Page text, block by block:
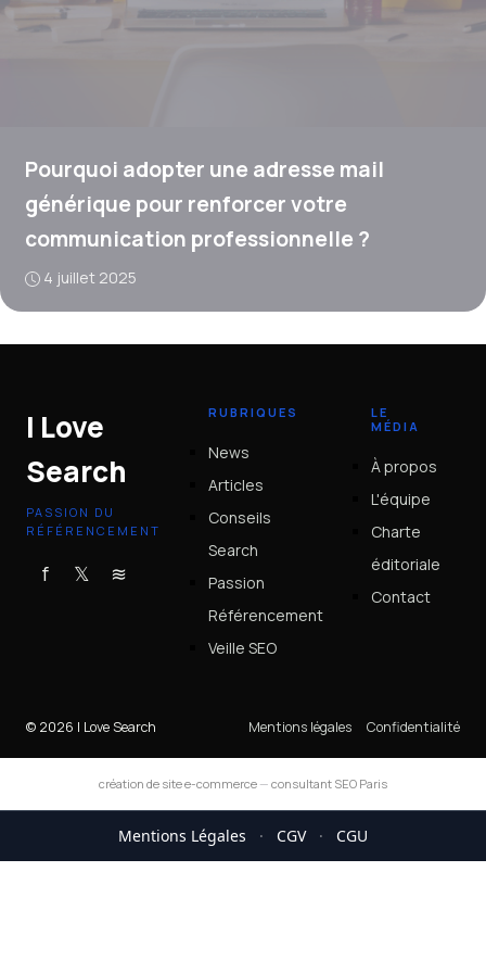
Pourquoi adopter une adresse mail
générique pour renforcer votre
communication professionnelle ?
4 juillet 2025
I Love
Search
PASSION DU
RÉFÉRENCEMENT
f 𝕏 ≋
RUBRIQUES
News
Articles
Conseils
Search
Passion
Référencement
Veille SEO
LE
MÉDIA
À propos
L'équipe
Charte
éditoriale
Contact
© 2026 I Love Search Mentions légales Confidentialité
création de site e-commerce — consultant SEO Paris
Mentions Légales · CGV · CGU